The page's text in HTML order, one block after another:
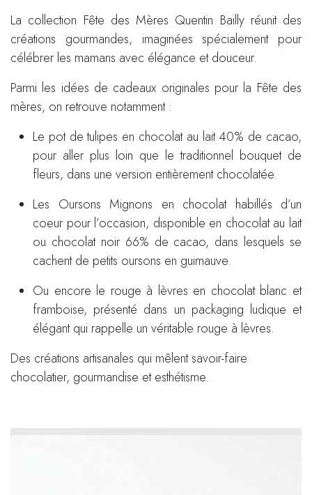
La collection Fête des Mères Quentin Bailly réunit des
créations gourmandes, imaginées spécialement pour
célébrer les mamans avec élégance et douceur.
Parmi les idées de cadeaux originales pour la Fête des
mères, on retrouve notamment :
Le pot de tulipes en chocolat au lait 40% de cacao,
pour aller plus loin que le traditionnel bouquet de
fleurs, dans une version entièrement chocolatée.
Les Oursons Mignons en chocolat habillés d’un
coeur pour l’occasion, disponible en chocolat au lait
ou chocolat noir 66% de cacao, dans lesquels se
cachent de petits oursons en guimauve.
Ou encore le rouge à lèvres en chocolat blanc et
framboise, présenté dans un packaging ludique et
élégant qui rappelle un véritable rouge à lèvres.
Des créations artisanales qui mêlent savoir-faire
chocolatier, gourmandise et esthétisme.